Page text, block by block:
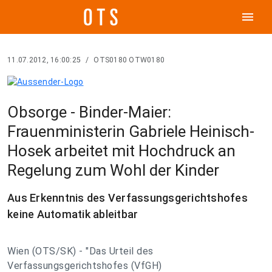
menu
11.07.2012, 16:00:25 / OTS0180 OTW0180
Obsorge - Binder-Maier:
Frauenministerin Gabriele Heinisch-
Hosek arbeitet mit Hochdruck an
Regelung zum Wohl der Kinder
Aus Erkenntnis des Verfassungsgerichtshofes
keine Automatik ableitbar
Wien (OTS/SK) - "Das Urteil des
Verfassungsgerichtshofes (VfGH)